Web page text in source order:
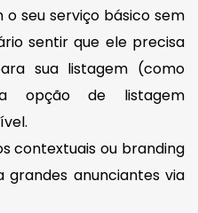
seu serviço básico sem
sentir que ele precisa
sua listagem (como
opção de listagem
contextuais ou branding
anunciantes via